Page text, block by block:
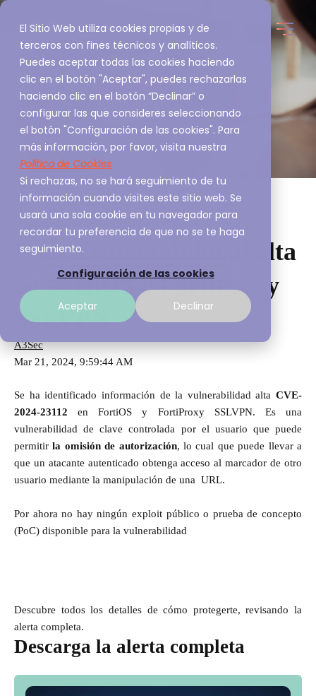
El Sitio Web utiliza cookies propias y de
terceros con fines técnicos y analíticos.
Puedes aceptar todas las cookies haciendo
clic en el botón "Aceptar", puedes rechazarlas
haciendo clic en el botón “Declinar” o
configurar las que consideres seleccionando
el botón "Configuración de las cookies". Para
más información, por favor, visita nuestra
Política de Cookies
Si rechazas, no se hará seguimiento de tu
información cuando visites este sitio web. Se
usará una sola cookie en tu navegador para
recordar tu preferencia de que no se te haga
seguimiento.
Configuración de las cookies
Aceptar Declinar
Nueva vulnerabilidad alta
en FortiOS y FortiProxy
SSLVPN
A3Sec
Mar 21, 2024, 9:59:44 AM
Se ha identificado información de la vulnerabilidad alta CVE-
2024-23112 en FortiOS y FortiProxy SSLVPN. Es una
vulnerabilidad de clave controlada por el usuario que puede
permitirla omisión de autorización, lo cual que puede llevar a
que un atacante autenticado obtenga acceso al marcador de otro
usuario mediante la manipulación de una URL.
Por ahora no hay ningún exploit público o prueba de concepto
(PoC) disponible para la vulnerabilidad
Descubre todos los detalles de cómo protegerte, revisando la
alerta completa.
Descarga la alerta completa